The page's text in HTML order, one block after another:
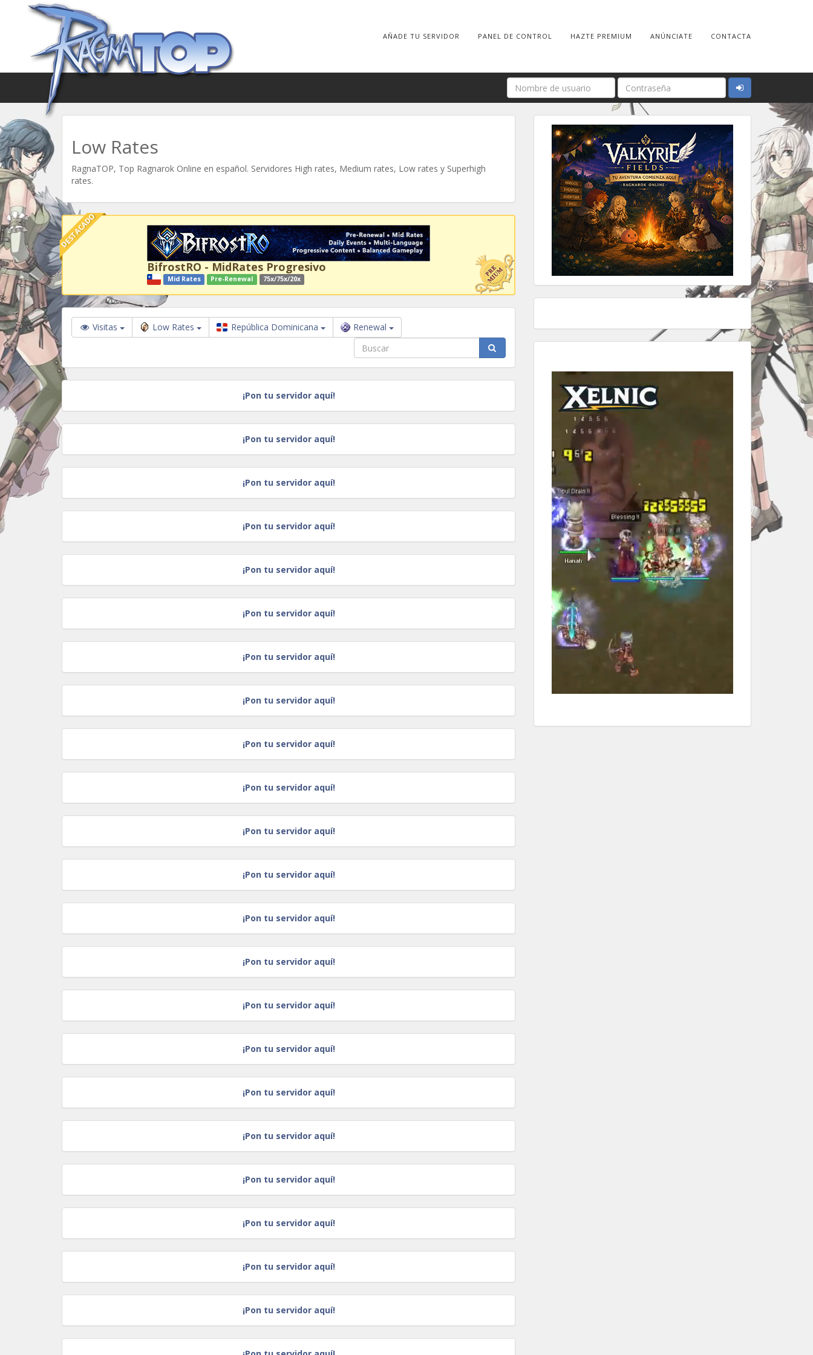
AÑADE TU SERVIDOR PANEL DE CONTROL HAZTE PREMIUM ANÚNCIATE CONTACTA
Low Rates
RagnaTOP, Top Ragnarok Online en español. Servidores High rates, Medium rates, Low rates y Superhigh
rates.
DESTACADO
BifrostRO - MidRates Progresivo
Mid Rates Pre-Renewal 75x/75x/20x
Visitas Low Rates República Dominicana Renewal
¡Pon tu servidor aquí!
¡Pon tu servidor aquí!
¡Pon tu servidor aquí!
¡Pon tu servidor aquí!
¡Pon tu servidor aquí!
¡Pon tu servidor aquí!
¡Pon tu servidor aquí!
¡Pon tu servidor aquí!
¡Pon tu servidor aquí!
¡Pon tu servidor aquí!
¡Pon tu servidor aquí!
¡Pon tu servidor aquí!
¡Pon tu servidor aquí!
¡Pon tu servidor aquí!
¡Pon tu servidor aquí!
¡Pon tu servidor aquí!
¡Pon tu servidor aquí!
¡Pon tu servidor aquí!
¡Pon tu servidor aquí!
¡Pon tu servidor aquí!
¡Pon tu servidor aquí!
¡Pon tu servidor aquí!